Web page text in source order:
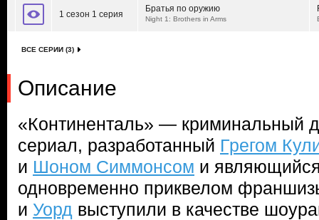
1 сезон 1 серия
Братья по оружию
Night 1: Brothers in Arms
ВСЕ СЕРИИ (3)
Описание
«Континенталь» — криминальный
сериал, разработанный Грегом
и Шоном Симмонсом и
одновременно приквелом
и Уорд выступили в качестве